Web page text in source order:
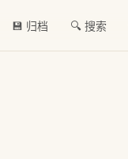
💾 归档 🔍 搜索